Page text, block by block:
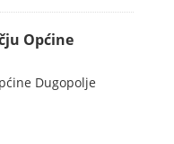
Općine
Dugopolje